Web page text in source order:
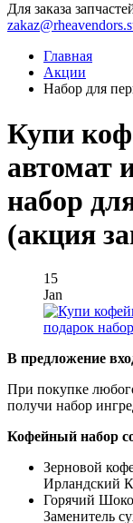
Для заказа
Главная
Акции
Набор для
Купи
автомат
набор
(акция
15
Jan
В предложение
При покупке
получи набор
Кофейный набор
Зерновой
Ирландский
Горячий
Заменитель